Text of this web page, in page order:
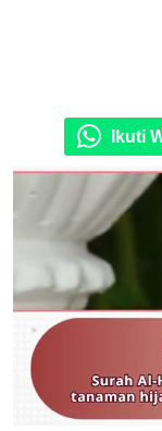
Ikuti